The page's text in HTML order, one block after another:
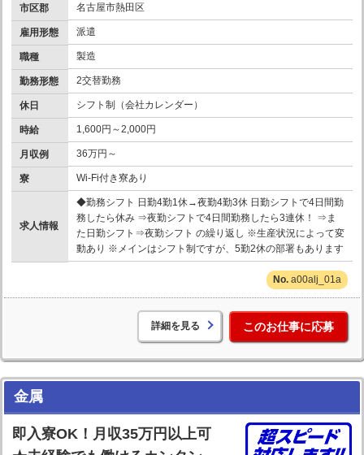
市区郡 名古屋市熱田区
雇用形態 派遣
職種 製造
勤務形態 2交替勤務
休日 シフト制（会社カレンダー）
時給 1,600円～2,000円
月収例 36万円～
寮 Wi-Fi付き寮あり
求人情報
◆勤務シフト 日勤4勤1休→夜勤4勤3休 日勤シフトで4日間勤
務したら休み ⇒夜勤シフトで4日間勤務したら3連休！ ⇒ま
た日勤シフト⇒夜勤シフト の繰り返し ※生産状況によって変
動あり ※メインはシフト制ですが、5勤2休の部署もあります
a00alj_01a
詳細を見る このお仕事に応募
金属
即入寮OK！月収35万円以上可